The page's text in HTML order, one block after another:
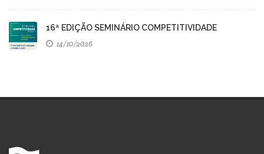
16ª EDIÇÃO SEMINÁRIO COMPETITIVIDADE
14/10/2026